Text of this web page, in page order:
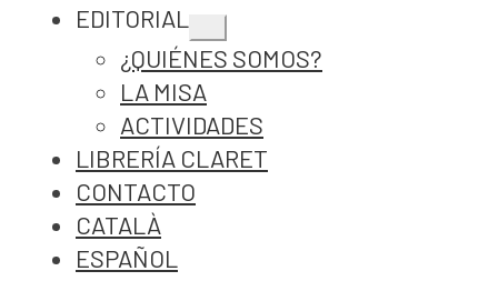
EDITORIAL
Expandir
el
menú
¿QUIÉNES SOMOS?
LA MISA
ACTIVIDADES
LIBRERÍA CLARET
CONTACTO
CATALÀ
ESPAÑOL